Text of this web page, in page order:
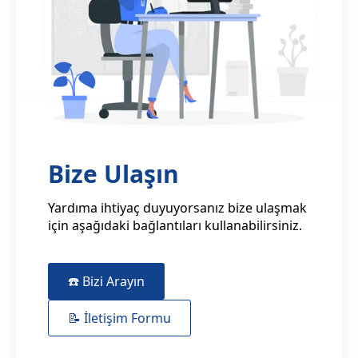
Bize Ulaşın
Yardıma ihtiyaç duyuyorsanız bize ulaşmak
için aşağıdaki bağlantıları kullanabilirsiniz.
☎️ Bizi Arayın
📝 İletişim Formu